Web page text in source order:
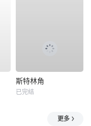
斯特林角
已完结
更多